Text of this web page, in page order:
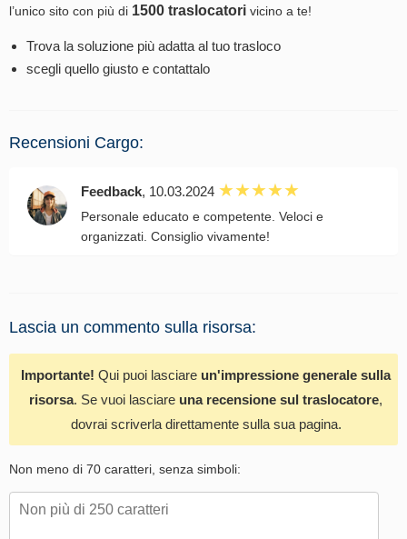
l’unico sito con più di 1500 traslocatori vicino a te!
Trova la soluzione più adatta al tuo trasloco
scegli quello giusto e contattalo
Recensioni Cargo:
Feedback, 10.03.2024
Personale educato e competente. Veloci e
organizzati. Consiglio vivamente!
Lascia un commento sulla risorsa:
Importante! Qui puoi lasciare un'impressione generale sulla
risorsa. Se vuoi lasciare una recensione sul traslocatore,
dovrai scriverla direttamente sulla sua pagina.
Non meno di 70 caratteri, senza simboli: